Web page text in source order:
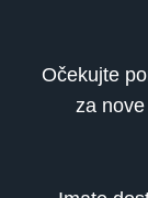
Očekujte
za